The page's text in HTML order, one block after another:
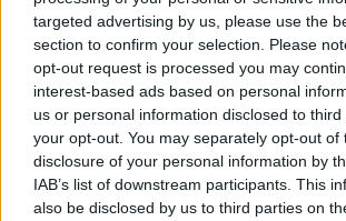
targeted advertising by us, please use the
section to confirm your selection. Please
opt-out request is processed you may
interest-based ads based on personal
us or personal information disclosed to
your opt-out. You may separately opt-out of
disclosure of your personal information by
IAB’s list of downstream participants. This
also be disclosed by us to third parties on
szombati munkanap 2015
Hozzászólások